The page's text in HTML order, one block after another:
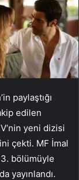
paylaştığı
edilen
yeni dizisi
çekti. MF İmal
bölümüyle
yayınlandı.